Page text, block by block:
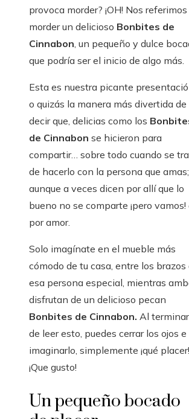
provoca morder? ¡OH! Nos
morder un delicioso Bonbites de
Cinnabon, un pequeño y dulce
que podría ser el inicio de algo más.
Esta es nuestra picante
o quizás la manera más divertida de
decir que, delicias como los
de Cinnabon se hicieron para
compartir… sobre todo cuando se
de hacerlo con la persona que amas;
aunque a veces dicen por allí que lo
bueno no se comparte ¡pero vamos!
por amor.
Solo imagínate en el mueble más
cómodo de tu casa, entre los brazos
esa persona especial, mientras
disfrutan de un delicioso pecan
Bonbites de Cinnabon. Al terminar
de leer esto, puedes cerrar los ojos e
imaginarlo, simplemente ¡qué placer!
¡Que gusto!
Un pequeño bocado